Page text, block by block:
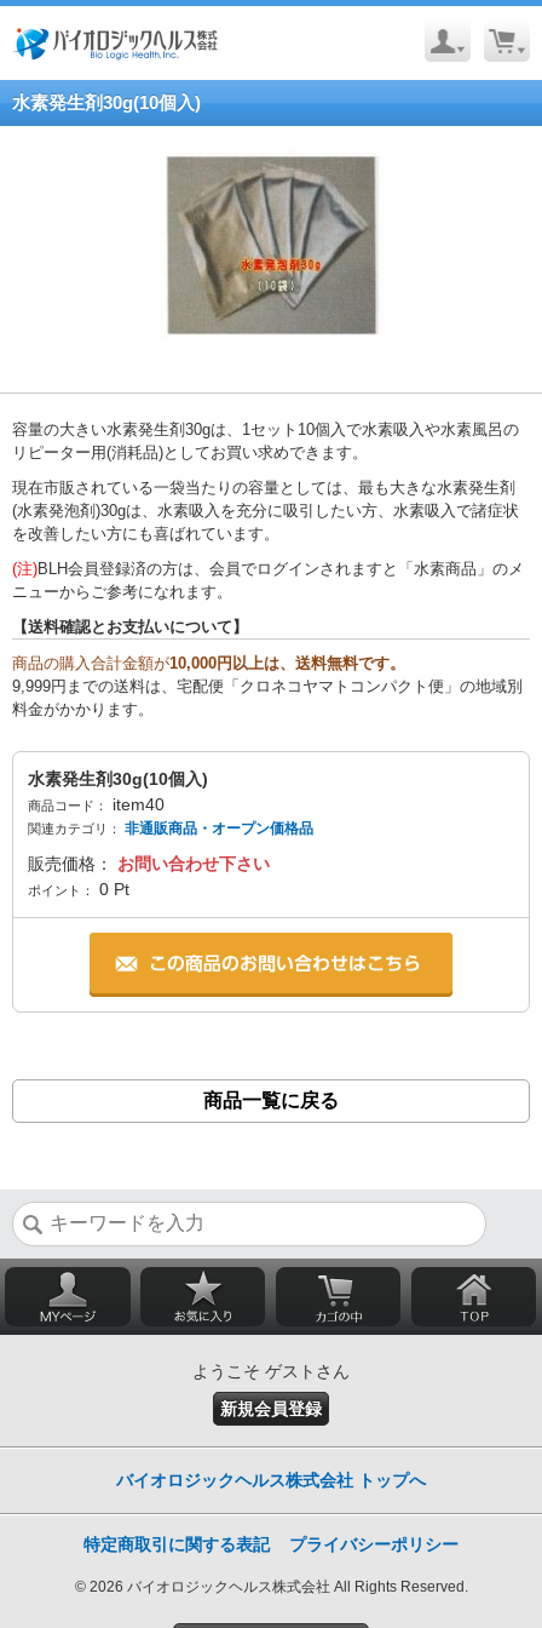
水素発生剤30g(10個入)
容量の大きい水素発生剤30gは、1セット10個入で水素吸入や水素風呂の
リピーター用(消耗品)としてお買い求めできます。
現在市販されている一袋当たりの容量としては、最も大きな水素発生剤
(水素発泡剤)30gは、水素吸入を充分に吸引したい方、水素吸入で諸症状
を改善したい方にも喜ばれています。
(注)BLH会員登録済の方は、会員でログインされますと「水素商品」のメ
ニューからご参考になれます。
【送料確認とお支払いについて】
商品の購入合計金額が10,000円以上は、送料無料です。
9,999円までの送料は、宅配便「クロネコヤマトコンパクト便」の地域別
料金がかかります。
水素発生剤30g(10個入)
商品コード： item40
関連カテゴリ： 非通販商品・オープン価格品
販売価格： お問い合わせ下さい
ポイント： 0 Pt
商品一覧に戻る
ようこそ ゲストさん
新規会員登録
バイオロジックヘルス株式会社 トップへ
特定商取引に関する表記 プライバシーポリシー
© 2026 バイオロジックヘルス株式会社 All Rights Reserved.